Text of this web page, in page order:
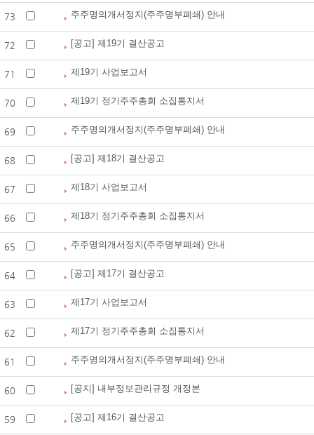
73 주주명의개서정지(주주명부폐쇄) 안내
72 [공고] 제19기 결산공고
71 제19기 사업보고서
70 제19기 정기주주총회 소집통지서
69 주주명의개서정지(주주명부폐쇄) 안내
68 [공고] 제18기 결산공고
67 제18기 사업보고서
66 제18기 정기주주총회 소집통지서
65 주주명의개서정지(주주명부폐쇄) 안내
64 [공고] 제17기 결산공고
63 제17기 사업보고서
62 제17기 정기주주총회 소집통지서
61 주주명의개서정지(주주명부폐쇄) 안내
60 [공지] 내부정보관리규정 개정본
59 [공고] 제16기 결산공고